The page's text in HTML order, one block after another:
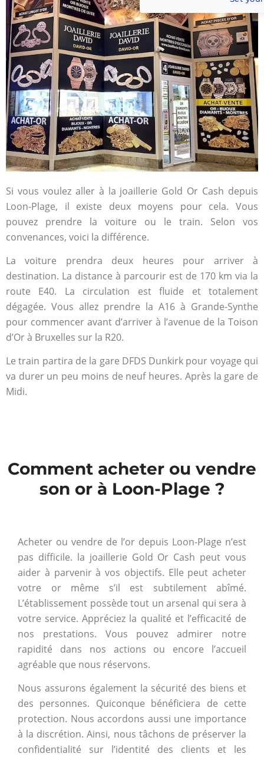
Si vous voulez aller à la joaillerie Gold Or Cash depuis
Loon-Plage, il existe deux moyens pour cela. Vous
pouvez prendre la voiture ou le train. Selon vos
convenances, voici la différence.
La voiture prendra deux heures pour arriver à
destination. La distance à parcourir est de 170 km via la
route E40. La circulation est fluide et totalement
dégagée. Vous allez prendre la A16 à Grande-Synthe
pour commencer avant d’arriver à l’avenue de la Toison
d’Or à Bruxelles sur la R20.
Le train partira de la gare DFDS Dunkirk pour voyage qui
va durer un peu moins de neuf heures. Après la gare de
Midi.
Comment acheter ou vendre
son or à Loon-Plage ?
Acheter ou vendre de l’or depuis Loon-Plage n’est
pas difficile. la joaillerie Gold Or Cash peut vous
aider à parvenir à vos objectifs. Elle peut acheter
votre or même s’il est subtilement abîmé.
L’établissement possède tout un arsenal qui sera à
votre service. Appréciez la qualité et l’efficacité de
nos prestations. Vous pouvez admirer notre
rapidité dans nos actions ou encore l’accueil
agréable que nous réservons.
Nous assurons également la sécurité des biens et
des personnes. Quiconque bénéficiera de cette
protection. Nous accordons aussi une importance
à la discrétion. Ainsi, nous tâchons de préserver la
confidentialité sur l’identité des clients et les